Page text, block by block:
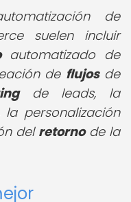
de
suelen incluir
automatizado de
de flujosde
de leads, la
personalización
del retornode la